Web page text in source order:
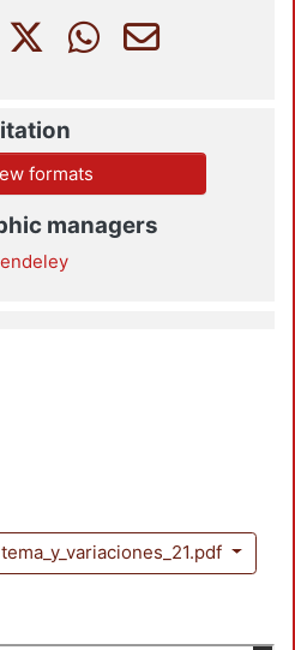
formats
managers
tema_y_variaciones_21.pdf